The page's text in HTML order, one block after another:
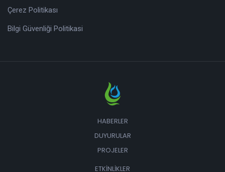
Çerez Politikası
Bilgi Güvenliği Politikasi
HABERLER
DUYURULAR
PROJELER
ETKINLIKLER